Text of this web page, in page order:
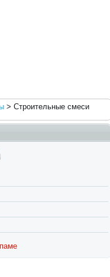
> Строительные смеси